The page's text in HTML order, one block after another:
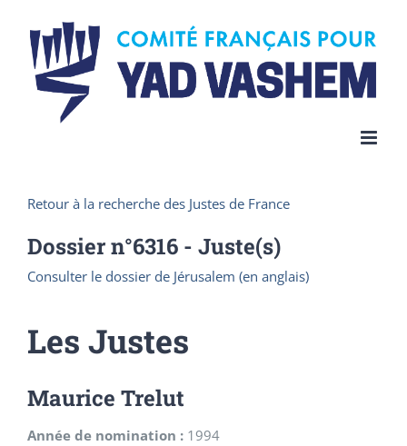
content
Retour à la recherche des Justes de France
Dossier n°6316 - Juste(s)
Consulter le dossier de Jérusalem (en anglais)
Les Justes
Maurice Trelut
Année de nomination : 1994